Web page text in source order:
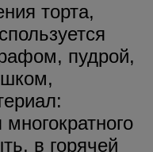
торта,
пудрой,
в горячей